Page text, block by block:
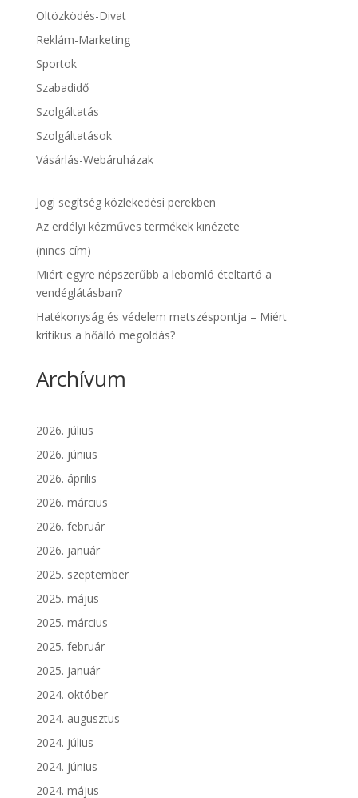
Öltözködés-Divat
Reklám-Marketing
Sportok
Szabadidő
Szolgáltatás
Szolgáltatások
Vásárlás-Webáruházak
Jogi segítség közlekedési perekben
Az erdélyi kézműves termékek kinézete
(nincs cím)
Miért egyre népszerűbb a lebomló ételtartó a
vendéglátásban?
Hatékonyság és védelem metszéspontja – Miért
kritikus a hőálló megoldás?
Archívum
2026. július
2026. június
2026. április
2026. március
2026. február
2026. január
2025. szeptember
2025. május
2025. március
2025. február
2025. január
2024. október
2024. augusztus
2024. július
2024. június
2024. május